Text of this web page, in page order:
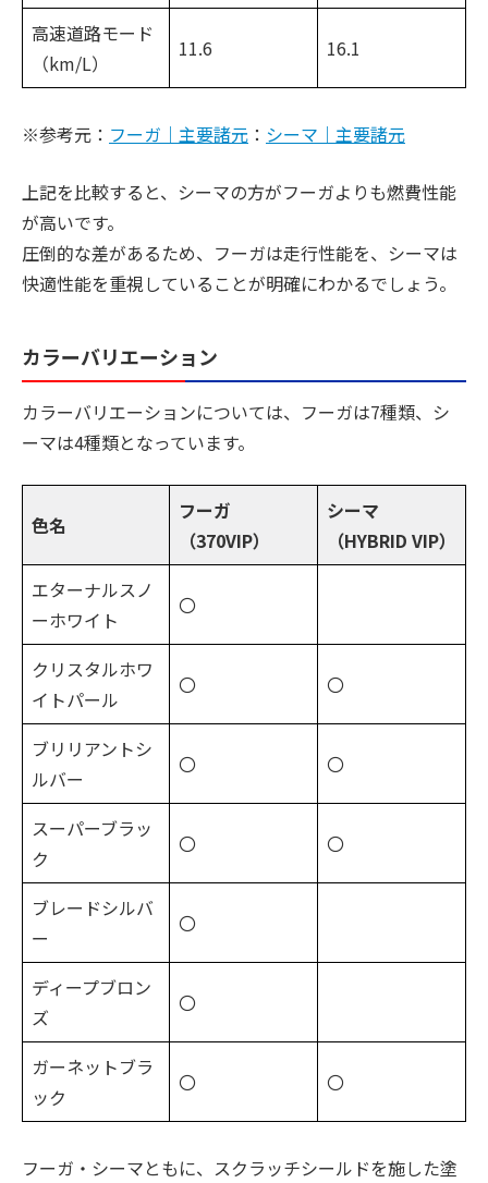
高速道路モード
（km/L）
11.6 16.1
※参考元： フーガ｜主要諸元 ： シーマ｜主要諸元
上記を比較すると、シーマの方がフーガよりも燃費性能
が高いです。
圧倒的な差があるため、フーガは走行性能を、シーマは
快適性能を重視していることが明確にわかるでしょう。
カラーバリエーション
カラーバリエーションについては、フーガは7種類、シ
ーマは4種類となっています。
色名
フーガ
（370VIP）
シーマ
（HYBRID VIP）
エターナルスノ
ーホワイト
〇
クリスタルホワ
イトパール
〇 〇
ブリリアントシ
ルバー
〇 〇
スーパーブラッ
ク
〇 〇
ブレードシルバ
ー
〇
ディープブロン
ズ
〇
ガーネットブラ
ック
〇 〇
フーガ・シーマともに、スクラッチシールドを施した塗